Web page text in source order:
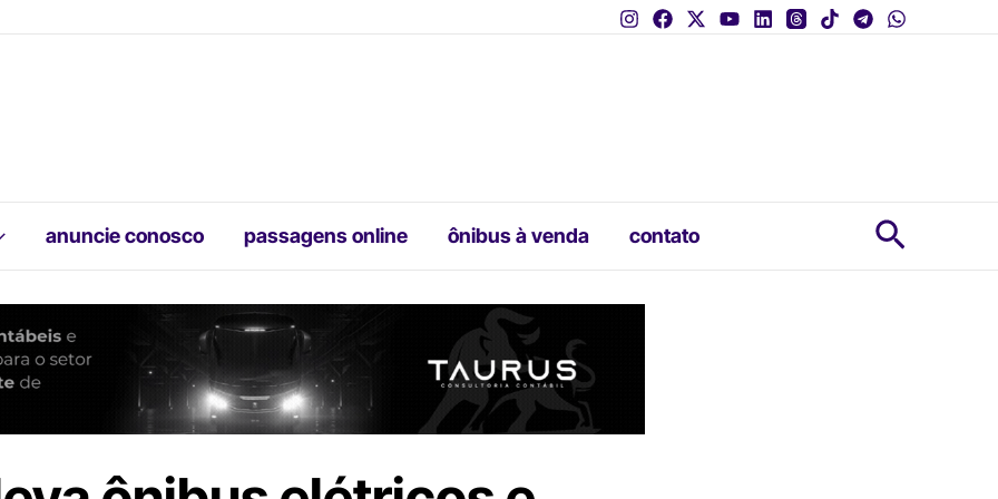
anuncie conosco passagens online ônibus à venda contato